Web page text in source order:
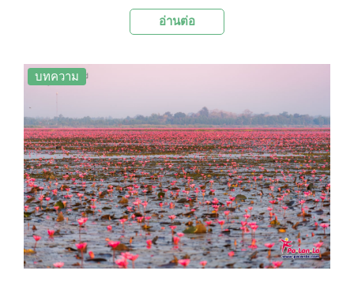
slowly awaken in luminous shades of rose and
Thani, this expansive freshwater lake is celebrated
not only as one of the largest natural lakes in the
country, but also as the breathtaking “Red Lotus
Lake” — a rare natural wonder once recognized by
international media as one of the world’s most
extraordinary lakes.
อ่านต่อ
บทความ